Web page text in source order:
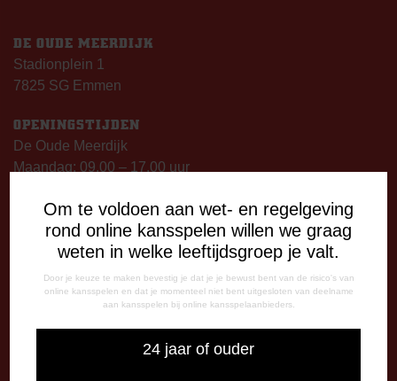
Om te voldoen aan wet- en regelgeving
rond online kansspelen willen we graag
weten in welke leeftijdsgroep je valt.
Door je keuze te maken bevestig je dat je je bewust bent van de risico's van
online kansspelen en dat je momenteel niet bent uitgesloten van deelname
aan kansspelen bij online kansspelaanbieders.
24 jaar of ouder
DE OUDE MEERDIJK
Stadionplein 1
7825 SG Emmen
OPENINGSTIJDEN
De Oude Meerdijk
Maandag: 09.00 – 17.00 uur
09.00 – 12.15 uur
13.00 – 17.00 uur
Op thuiswedstrijddagen geopend vanaf 13.00 uur (i.p.v.
09.00 uur).